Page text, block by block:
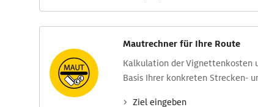
Mautrechner für Ihre Route
Kalkulation der Vignettenkosten
Basis Ihrer konkreten Strecken-
Ziel eingeben